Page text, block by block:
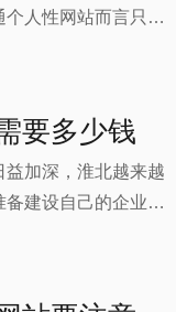
人性网站而言只需
容信息需要“一次
要多少钱
加深，淮北越来越
建设自己的企业网
站建设的价格十分